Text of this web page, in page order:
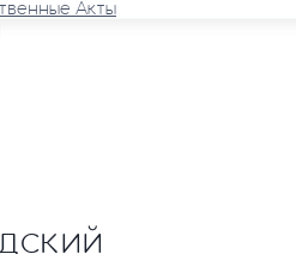
Акты